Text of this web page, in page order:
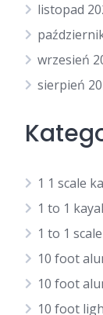
listopad
wrzesień
sierpień
1 1 scale
1 to 1
1 to 1
10 foot
10 foot
10 foot